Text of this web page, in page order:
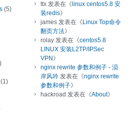
(5)
ttx 发表在《 linux centos5.8 安
装redis》
james 发表在《 Linux Top命令
翻页方法》
rolay 发表在《centos5.8
LINUX 安装L2TP/IPSec
VPN 》
nginx rewrite 参数和例子 - 涢
岸风吟 发表在《nginx rewrite
参数和例子》
hackroad 发表在《About》